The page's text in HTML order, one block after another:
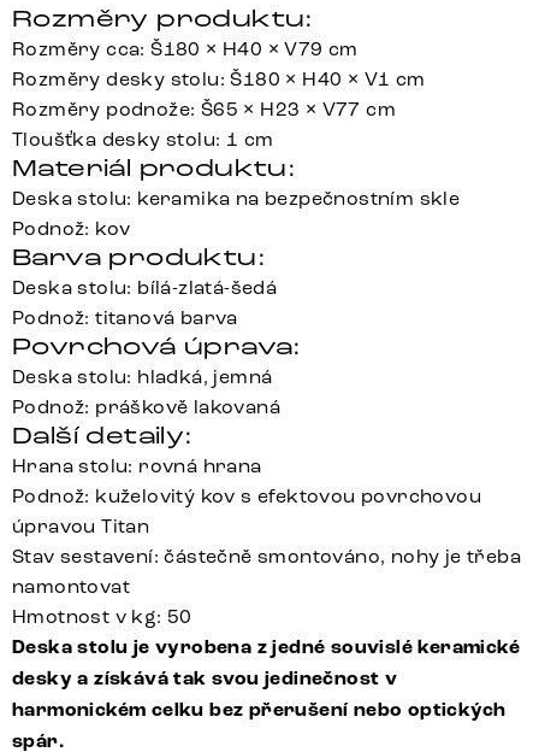
Rozměry produktu:
Rozměry cca: Š180 × H40 × V79 cm
Rozměry desky stolu: Š180 × H40 × V1 cm
Rozměry podnože: Š65 × H23 × V77 cm
Tloušťka desky stolu: 1 cm
Materiál produktu:
Deska stolu: keramika na bezpečnostním skle
Podnož: kov
Barva produktu:
Deska stolu: bílá-zlatá-šedá
Podnož: titanová barva
Povrchová úprava:
Deska stolu: hladká, jemná
Podnož: práškově lakovaná
Další detaily:
Hrana stolu: rovná hrana
Podnož: kuželovitý kov s efektovou povrchovou
úpravou Titan
Stav sestavení: částečně smontováno, nohy je třeba
namontovat
Hmotnost v kg: 50
Deska stolu je vyrobena z jedné souvislé keramické
desky a získává tak svou jedinečnost v
harmonickém celku bez přerušení nebo optických
spár.